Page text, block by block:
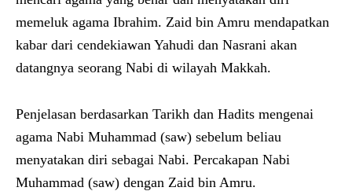
memeluk agama Ibrahim. Zaid bin Amru mendapatkan
kabar dari cendekiawan Yahudi dan Nasrani akan
datangnya seorang Nabi di wilayah Makkah.
Penjelasan berdasarkan Tarikh dan Hadits mengenai
agama Nabi Muhammad (saw) sebelum beliau
menyatakan diri sebagai Nabi. Percakapan Nabi
Muhammad (saw) dengan Zaid bin Amru.